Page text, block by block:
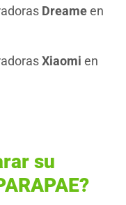
Dreameen
Xiaomi en
su